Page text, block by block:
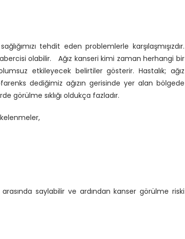
tehdit eden problemlerle karşılaşmışızdır.
olabilir. Ağız kanseri kimi zaman herhangi bir
etkileyecek belirtiler gösterir. Hastalık; ağız
dediğimiz ağızın gerisinde yer alan bölgede
görülme sıklığı oldukça fazladır.
saylabilir ve ardından kanser görülme riski